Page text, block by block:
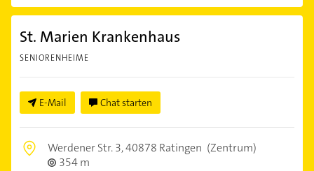
St. Marien Krankenhaus
SENIORENHEIME
E-Mail Chat starten
Werdener Str. 3,40878 Ratingen (Zentrum)
354 m